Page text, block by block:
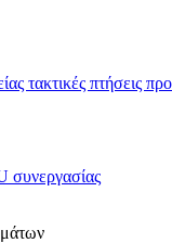
τακτικές πτήσεις